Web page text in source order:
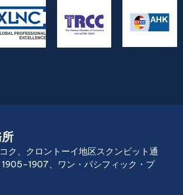
ク、クロントーイ地区スクンビット通
1905-1907、ワン・パシフィック・プ